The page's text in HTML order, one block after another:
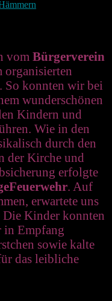
vom Bürgerverein
organisierten
So konnten wir bei
wunderschönen
Kindern und
Wie in den
durch den
der Kirche und
erfolgte
Feuerwehr. Auf
erwartete uns
Kinder konnten
in Empfang
sowie kalte
das leibliche